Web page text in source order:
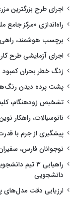
اجرای طرح بزرگترین
راه‌اندازی «مرکز
برچسب هوشمند،
اجرای آزمایشی طرح
زنگ خطر بحران کمبود دستیاری
پشت پرده دیدن
تشخیص زودهنگام،
نانوسیالات، راهکار
پیشگیری از جرم با
نوجوانان فارس،
راهیابی ۳
دانشجویی
ارزیابی دقت مدل‌های